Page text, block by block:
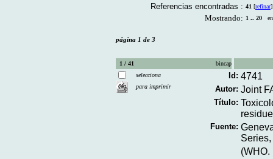
Referencias encontradas : 41 [refinar]
Mostrando: 1 .. 20 en
página 1 de 3
1 / 41
bincap
selecciona
para imprimir
Id: 4741
Autor: Joint
Título:
Fuente:
Series,
(WHO.